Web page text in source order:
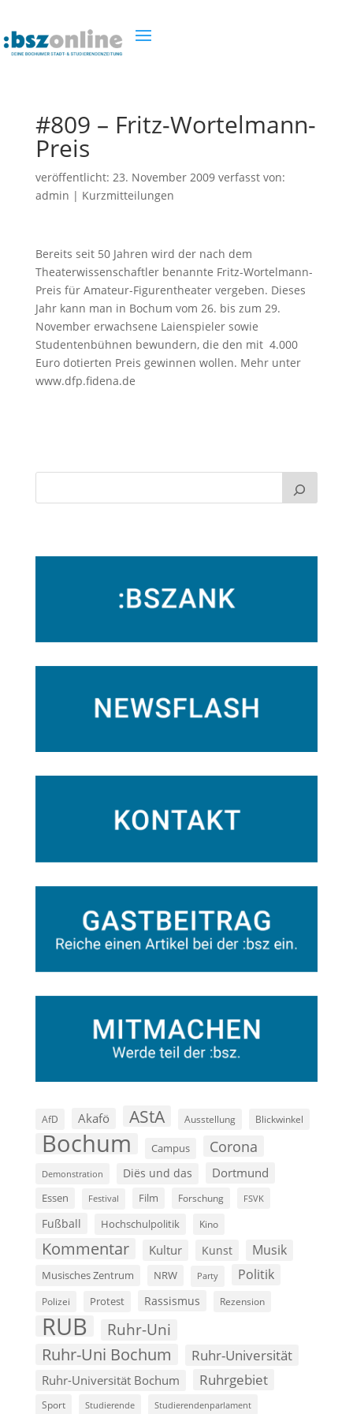
#809 – Fritz-Wortelmann-
Preis
veröffentlicht: 23. November 2009verfasst von:
admin | Kurzmitteilungen
Bereits seit 50 Jahren wird der nach dem
Theaterwissenschaftler benannte Fritz-Wortelmann-
Preis für Amateur-Figurentheater vergeben. Dieses
Jahr kann man in Bochum vom 26. bis zum 29.
November erwachsene Laienspieler sowie
Studentenbühnen bewundern, die den mit 4.000
Euro dotierten Preis gewinnen wollen. Mehr unter
www.dfp.fidena.de
AfD Akafö AStA Ausstellung Blickwinkel
Bochum Campus Corona
Demonstration Diës und das Dortmund
Essen Festival Film Forschung FSVK
Fußball Hochschulpolitik Kino
Kommentar Kultur Kunst Musik
Musisches Zentrum NRW Party Politik
Polizei Protest Rassismus Rezension
RUB Ruhr-Uni
Ruhr-Uni Bochum Ruhr-Universität
Ruhr-Universität Bochum Ruhrgebiet
Sport Studierende Studierendenparlament